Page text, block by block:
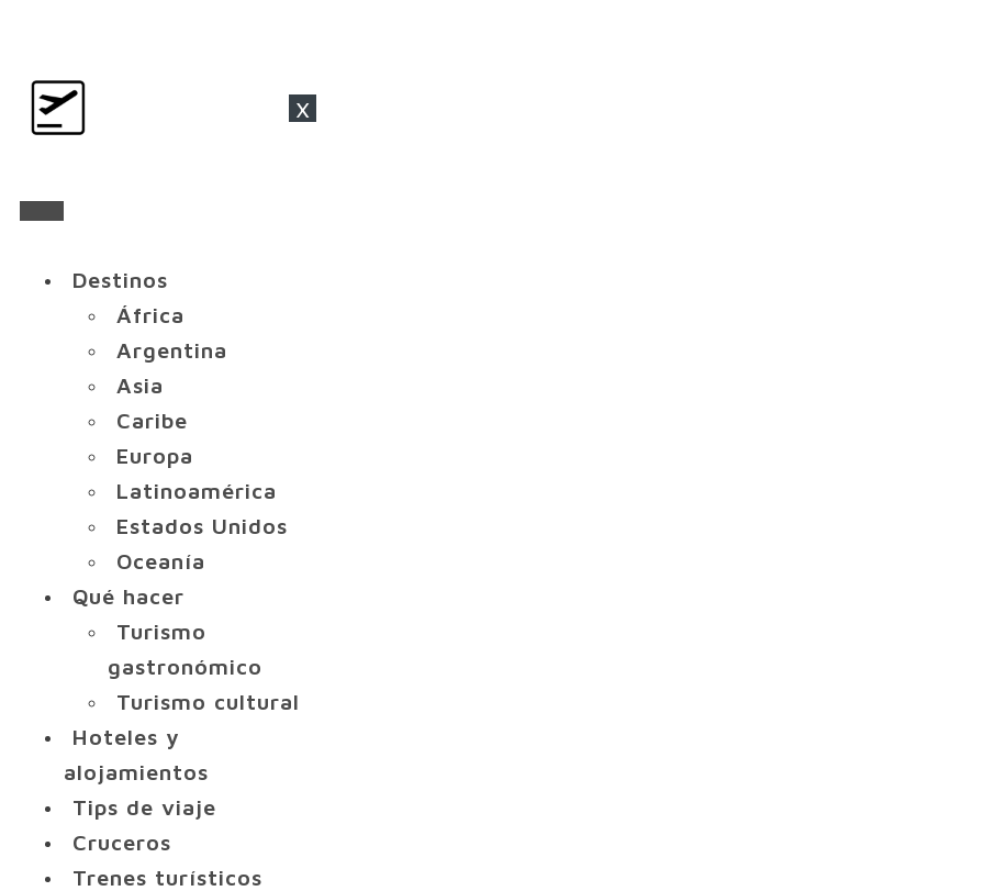
x
Destinos
África
Argentina
Asia
Caribe
Europa
Latinoamérica
Estados Unidos
Oceanía
Qué hacer
Turismo
gastronómico
Turismo cultural
Hoteles y
alojamientos
Tips de viaje
Cruceros
Trenes turísticos